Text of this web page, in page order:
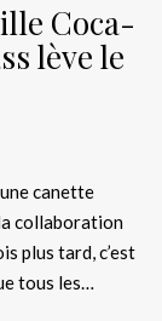
Coca-
lève le
canette
collaboration
plus tard, c’est
tous les…